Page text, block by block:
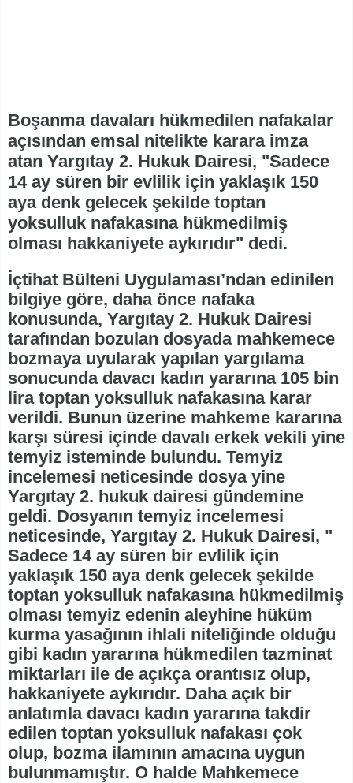
Boşanma davaları hükmedilen nafakalar
açısından emsal nitelikte karara imza
atan Yargıtay 2. Hukuk Dairesi, "Sadece
14 ay süren bir evlilik için yaklaşık 150
aya denk gelecek şekilde toptan
yoksulluk nafakasına hükmedilmiş
olması hakkaniyete aykırıdır" dedi.
İçtihat Bülteni Uygulaması’ndan edinilen
bilgiye göre, daha önce nafaka
konusunda, Yargıtay 2. Hukuk Dairesi
tarafından bozulan dosyada mahkemece
bozmaya uyularak yapılan yargılama
sonucunda davacı kadın yararına 105 bin
lira toptan yoksulluk nafakasına karar
verildi. Bunun üzerine mahkeme kararına
karşı süresi içinde davalı erkek vekili yine
temyiz isteminde bulundu. Temyiz
incelemesi neticesinde dosya yine
Yargıtay 2. hukuk dairesi gündemine
geldi. Dosyanın temyiz incelemesi
neticesinde, Yargıtay 2. Hukuk Dairesi, "
Sadece 14 ay süren bir evlilik için
yaklaşık 150 aya denk gelecek şekilde
toptan yoksulluk nafakasına hükmedilmiş
olması temyiz edenin aleyhine hüküm
kurma yasağının ihlali niteliğinde olduğu
gibi kadın yararına hükmedilen tazminat
miktarları ile de açıkça orantısız olup,
hakkaniyete aykırıdır. Daha açık bir
anlatımla davacı kadın yararına takdir
edilen toptan yoksulluk nafakası çok
olup, bozma ilamının amacına uygun
bulunmamıştır. O halde Mahkemece